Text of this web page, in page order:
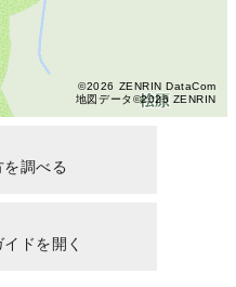
©2026 ZENRIN DataCom
地図データ©2026 ZENRIN
を調べる
ドを開く